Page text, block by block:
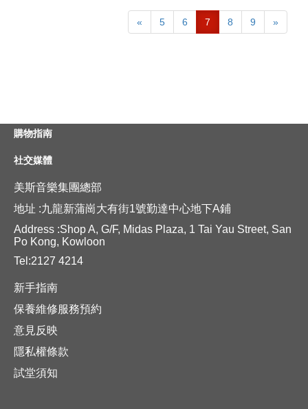
« 5 6 7 8 9 »
購物指南
社交媒體
美斯音樂集團總部
地址 :九龍新蒲崗大有街1號勤達中心地下A鋪
Address :Shop A, G/F, Midas Plaza, 1 Tai Yau Street, San
Po Kong, Kowloon
Tel:2127 4214
新手指南
保養維修服務預約
意見反映
隱私權條款
試堂須知